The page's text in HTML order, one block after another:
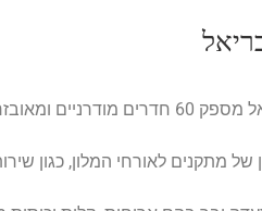
בין השאר שלל שירותים.
של מתקנים לאורחי המלון, כגון